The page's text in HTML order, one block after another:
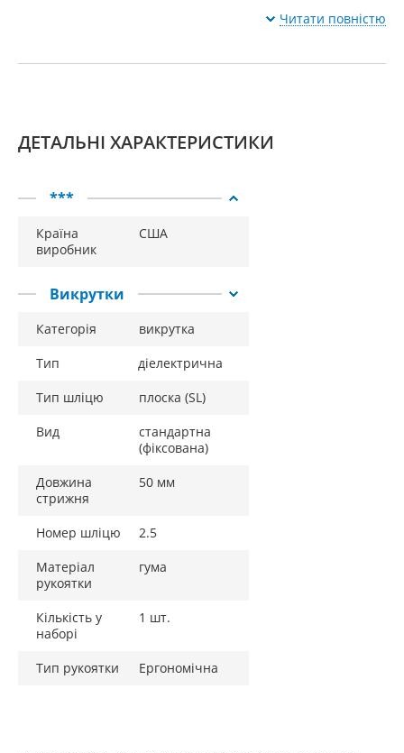
Читати повністю
ДЕТАЛЬНІ ХАРАКТЕРИСТИКИ
***
Країна
виробник
США
Викрутки
Категорія
викрутка
Тип
діелектрична
Тип шліцю
плоска (SL)
Вид
стандартна
(фіксована)
Довжина
стрижня
50 мм
Номер шліцю
2.5
Матеріал
рукоятки
гума
Кількість у
наборі
1 шт.
Тип рукоятки Ергономічна